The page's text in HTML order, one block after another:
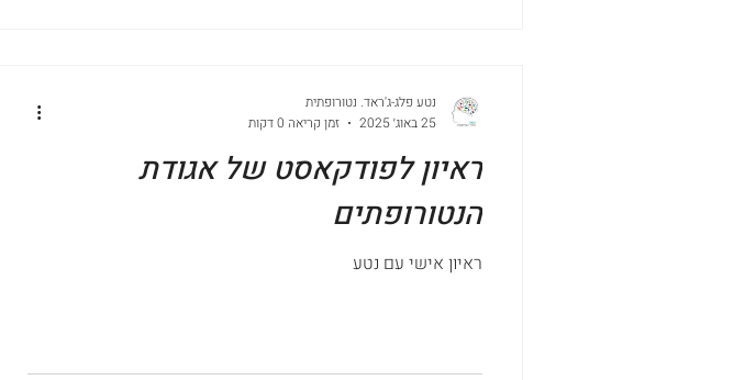
ראיון לפודקאסט של אגודת
הנטורופתים
ראיון אישי עם נטע
נטע פלג-ג'ראד. נטורופתית
25 באוג׳ 2025
זמן קריאה 0 דקות